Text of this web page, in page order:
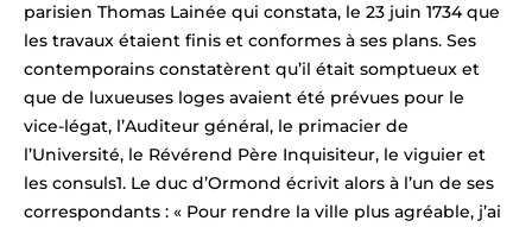
parisien Thomas Lainée qui constata, le 23 juin 1734 que
les travaux étaient finis et conformes à ses plans. Ses
contemporains constatèrent qu’il était somptueux et
que de luxueuses loges avaient été prévues pour le
vice-légat, l’Auditeur général, le primacier de
l’Université, le Révérend Père Inquisiteur, le viguier et
les consuls1. Le duc d’Ormond écrivit alors à l’un de ses
correspondants : « Pour rendre la ville plus agréable, j’ai